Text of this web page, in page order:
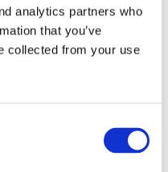
analytics partners who
that you’ve
collected from your use